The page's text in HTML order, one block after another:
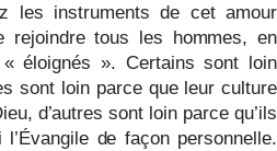
les instruments de cet amour
rejoindre tous les hommes, en
éloignés ». Certains sont loin
sont loin parce que leur culture
d’autres sont loin parce qu’ils
de façon personnelle.